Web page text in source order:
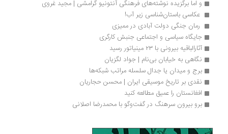
و اما برگزیده نوشته‌های فرهنگی آنتونیو گرامشی | مجید غروی
عکاسی باستان‌شناسی زیر آب!
رمان جنگی دولت آبادی در ممیزی
جایگاه سیاسی و اجتماعی جنبش کارگری
آثارالباقیه بیرونی با ۲۳ مینیاتور رسید
نگاهی به خیابان بی‌نام | جواد لگزیان
برج و میدان یا جدال سلسله مراتب شبکه‌ها
نقدی بر تاریخ موسیقی ایران | محسن حجاریان
افغانستان را عمیق مطالعه کنید
برو بیرون سرهنگ در گفت‌وگو با محمدرضا اصلانی